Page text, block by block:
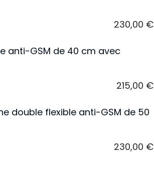
230,00 €
anti-GSM de 40 cm avec
215,00 €
double flexible anti-GSM de 50
230,00 €